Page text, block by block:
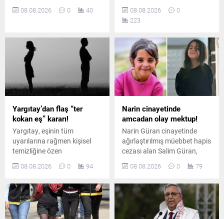
hesabından yaptığı
08.08.2026 0 40
kontrolleri kaldırmaması
üzerine karşılık verme kararı
kadar sürecek.
08.08.2026
0
223
Yargıtay’dan flaş “ter
kokan eş” kararı!
Yargıtay, eşinin tüm
uyarılarına rağmen kişisel
temizliğine özen
göstermeyen ve sürekli ter
koktuğu belirtilen erkeği
kusurlu kabul etti. Çiftin
boşanmasına karar verildi.
08.08.2026 0 94
Narin cinayetinde
amcadan olay mektup!
Narin Güran cinayetinde
ağırlaştırılmış müebbet hapis
cezası alan Salim Güran,
cezaevinden yazdığı
mektupta suçsuz olduğunu
failinin Nevzat Bahtiyar
olduğunu öne sürdü.
08.08.2026 0 79